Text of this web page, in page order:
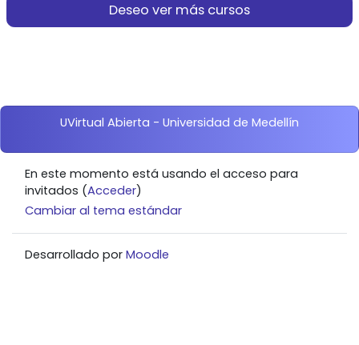
Deseo ver más cursos
BloquesUVirtual Abierta - Universidad de Medellín
En este momento está usando el acceso para
invitados (Acceder)
Cambiar al tema estándar
Desarrollado por Moodle